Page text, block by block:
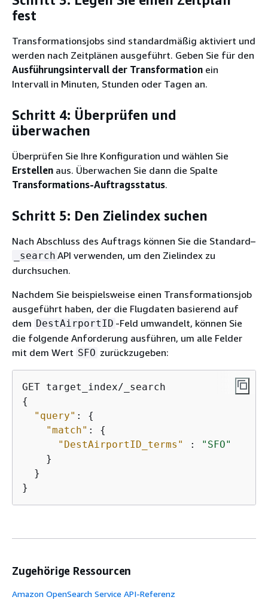
fest
Transformationsjobs sind standardmäßig aktiviert und
werden nach Zeitplänen ausgeführt. Geben Sie für den
Ausführungsintervall der Transformation ein
Intervall in Minuten, Stunden oder Tagen an.
Schritt 4: Überprüfen und
überwachen
Überprüfen Sie Ihre Konfiguration und wählen Sie
Erstellen aus. Überwachen Sie dann die Spalte
Transformations-Auftragsstatus.
Schritt 5: Den Zielindex suchen
Nach Abschluss des Auftrags können Sie die Standard–
_search API verwenden, um den Zielindex zu
durchsuchen.
Nachdem Sie beispielsweise einen Transformationsjob
ausgeführt haben, der die Flugdaten basierend auf
dem DestAirportID -Feld umwandelt, können Sie
die folgende Anforderung ausführen, um alle Felder
mit dem Wert SFO zurückzugeben:
{
"query" : {
"match" : {
"DestAirportID_terms"
:
"SFO"
    }
  }
}
Zugehörige Ressourcen
Amazon OpenSearch Service API-Referenz